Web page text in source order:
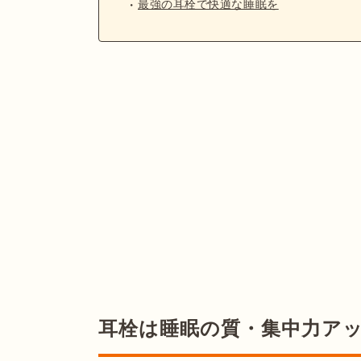
最強の耳栓で快適な睡眠を
耳栓は睡眠の質・集中力ア